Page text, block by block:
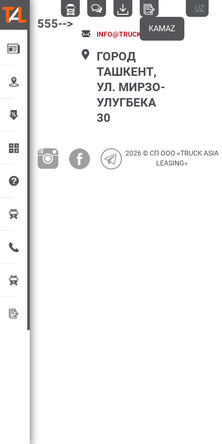
KAMAZ
UZ
555-->
INFO@TRUCKLEASING.UZ
ГОРОД
ТАШКЕНТ,
УЛ. МИРЗО-
УЛУГБЕКА
30
2026 © СП ООО «TRUCK ASIA
LEASING»